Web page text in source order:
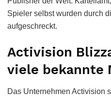
Spieler selbst wurden durch
aufgeschreckt.
Activision
viele bekannte
Das Unternehmen Activision